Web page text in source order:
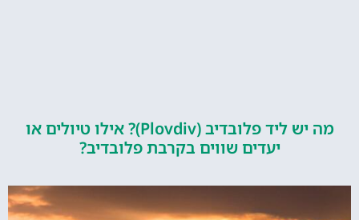
מה יש ליד פלובדיב (Plovdiv)? אילו טיולים או
יעדים שווים בקרבת פלובדיב?